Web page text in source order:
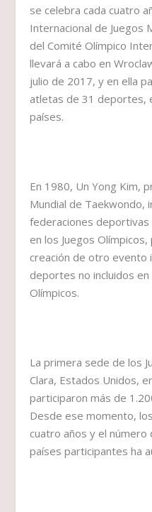
se celebra cada cuatro
Internacional de Juegos
del Comité Olímpico
llevará a cabo en
julio de 2017, y en ella
atletas de 31 deportes,
países.
En 1980, Un Yong Kim,
Mundial de
federaciones
en los Juegos
creación de otro evento
deportes no incluidos
Olímpicos.
La primera sede de los
Clara, Estados Unidos,
participaron más de
Desde ese momento,
cuatro años y el
países participantes ha